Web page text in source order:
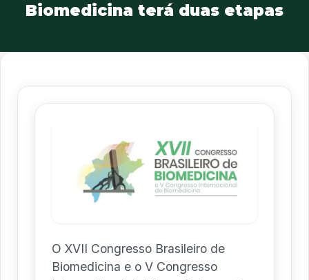
Biomedicina terá duas etapas
O XVII Congresso Brasileiro de
Biomedicina e o V Congresso